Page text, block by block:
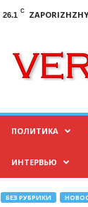
26.1 C
ПОЛИТИКА
ИНТЕРВЬЮ
БЕЗ РУБРИКИ